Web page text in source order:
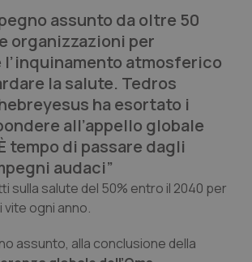
assunto da oltre 50
organizzazioni per
atmosferico
la salute. Tedros
ha esortato i
all’appello globale
tempo di passare dagli
audaci”
sulla salute del 50% entro il 2040 per
vite ogni anno.
assunto, alla conclusione della